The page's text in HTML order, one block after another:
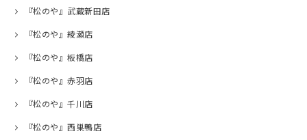
『松のや』武蔵新田店
『松のや』綾瀬店
『松のや』板橋店
『松のや』赤羽店
『松のや』千川店
『松のや』西巣鴨店